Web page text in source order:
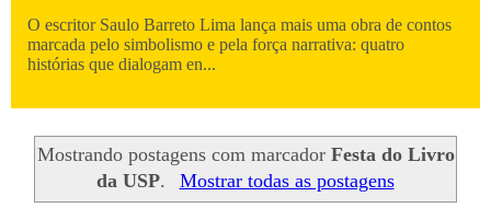
O escritor Saulo Barreto Lima lança mais uma obra de contos
marcada pelo simbolismo e pela força narrativa: quatro
histórias que dialogam en...
Mostrando postagens com marcador Festa do Livro
da USP. Mostrar todas as postagens